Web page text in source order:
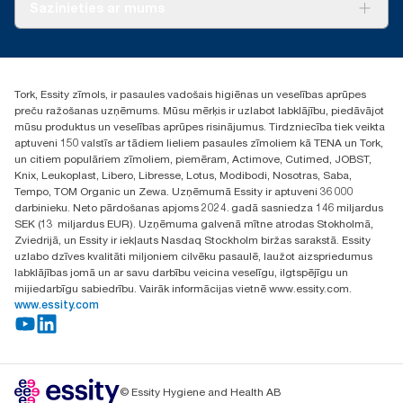
+371 29141799
Atrast izplatītāju
Ulbrokas street 19A
Riga, Latvija
LV-1028
Tork, Essity zīmols, ir pasaules vadošais higiēnas un veselības aprūpes
preču ražošanas uzņēmums. Mūsu mērķis ir uzlabot labklājību, piedāvājot
mūsu produktus un veselības aprūpes risinājumus. Tirdzniecība tiek veikta
aptuveni 150 valstīs ar tādiem lieliem pasaules zīmoliem kā TENA un Tork,
un citiem populāriem zīmoliem, piemēram, Actimove, Cutimed, JOBST,
Knix, Leukoplast, Libero, Libresse, Lotus, Modibodi, Nosotras, Saba,
Tempo, TOM Organic un Zewa. Uzņēmumā Essity ir aptuveni 36 000
darbinieku. Neto pārdošanas apjoms 2024. gadā sasniedza 146 miljardus
SEK (13 miljardus EUR). Uzņēmuma galvenā mītne atrodas Stokholmā,
Zviedrijā, un Essity ir iekļauts Nasdaq Stockholm biržas sarakstā. Essity
uzlabo dzīves kvalitāti miljoniem cilvēku pasaulē, laužot aizspriedumus
labklājības jomā un ar savu darbību veicina veselīgu, ilgtspējīgu un
mijiedarbīgu sabiedrību. Vairāk informācijas vietnē www.essity.com.
www.essity.com
© Essity Hygiene and Health AB